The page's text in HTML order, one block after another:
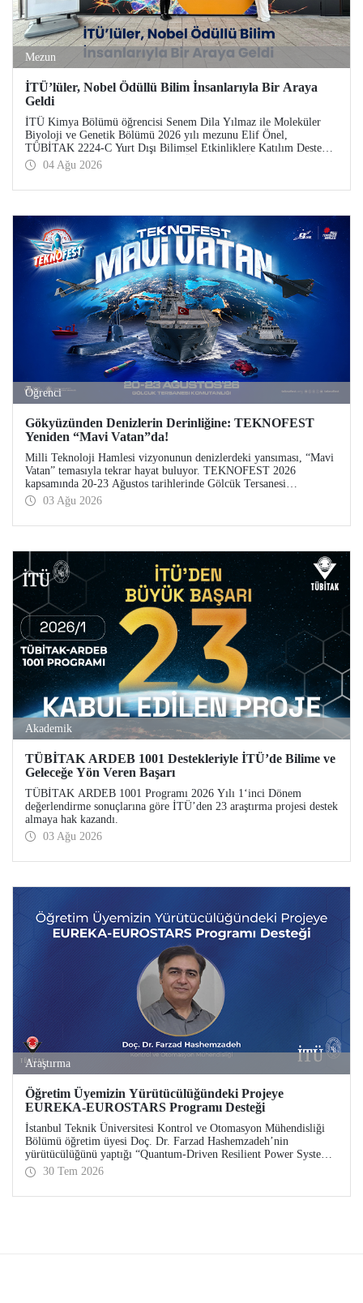
Mezun
İTÜ’lüler, Nobel Ödüllü Bilim İnsanlarıyla Bir Araya
Geldi
İTÜ Kimya Bölümü öğrencisi Senem Dila Yılmaz ile Moleküler
Biyoloji ve Genetik Bölümü 2026 yılı mezunu Elif Önel,
TÜBİTAK 2224-C Yurt Dışı Bilimsel Etkinliklere Katılım Desteği
kapsamında 75’inci Lindau Nobel Ödüllü Bilim İnsanları
Toplantısı’na katıldı.
04 Ağu 2026
Öğrenci
Gökyüzünden Denizlerin Derinliğine: TEKNOFEST
Yeniden “Mavi Vatan”da!
Milli Teknoloji Hamlesi vizyonunun denizlerdeki yansıması, “Mavi
Vatan” temasıyla tekrar hayat buluyor. TEKNOFEST 2026
kapsamında 20-23 Ağustos tarihlerinde Gölcük Tersanesi
Komutanlığı’nda düzenlenecek TEKNOFEST Mavi Vatan,
denizcilik ve su altı teknolojilerinin ön plana çıkacağı özel bir
03 Ağu 2026
Akademik
TÜBİTAK ARDEB 1001 Destekleriyle İTÜ’de Bilime ve
Geleceğe Yön Veren Başarı
TÜBİTAK ARDEB 1001 Programı 2026 Yılı 1‘inci Dönem
değerlendirme sonuçlarına göre İTÜ’den 23 araştırma projesi destek
almaya hak kazandı.
03 Ağu 2026
Araştırma
Öğretim Üyemizin Yürütücülüğündeki Projeye
EUREKA-EUROSTARS Programı Desteği
İstanbul Teknik Üniversitesi Kontrol ve Otomasyon Mühendisliği
Bölümü öğretim üyesi Doç. Dr. Farzad Hashemzadeh’nin
yürütücülüğünü yaptığı “Quantum-Driven Resilient Power Systems:
Revolutionizing Energy Security for the Future” başlıklı projesi,
EUREKA-EUROSTARS Programı kapsamında desteklenmeye hak
kazandı.
30 Tem 2026